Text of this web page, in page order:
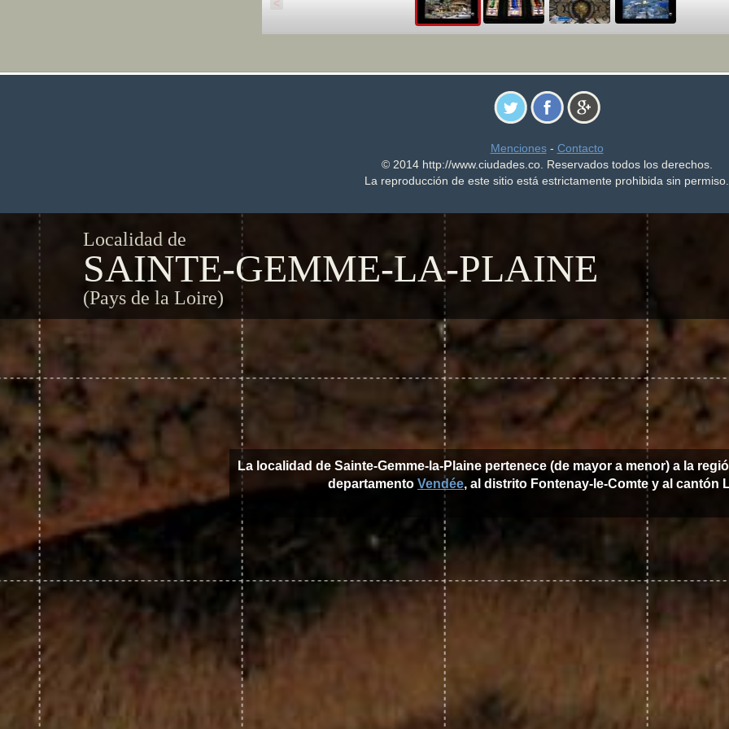
<
Menciones- Contacto
© 2014 http://www.ciudades.co. Reservados todos los derechos.
La reproducción de este sitio está estrictamente prohibida sin permiso.
Localidad de
SAINTE-GEMME-LA-PLAINE
(Pays de la Loire)
La localidad de Sainte-Gemme-la-Plaine pertenece (de mayor a menor) a la
departamento Vendée, al distrito Fontenay-le-Comte y al cantón